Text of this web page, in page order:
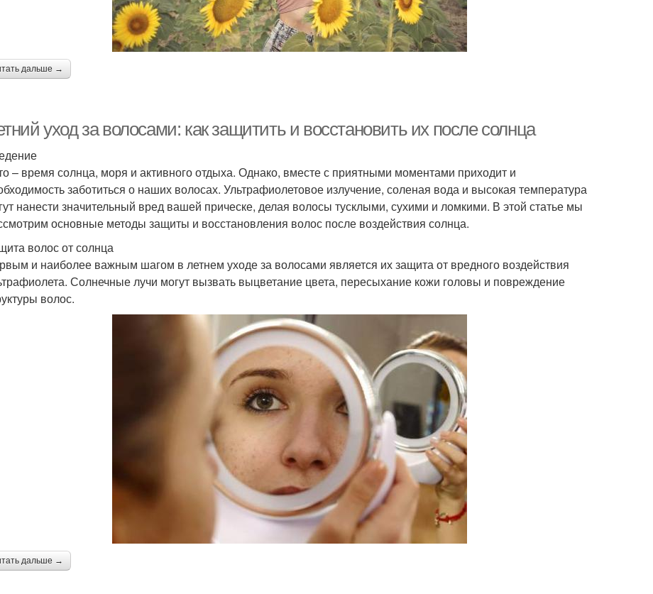
дальше →
уход за волосами: как защитить и восстановить их после солнца
– время солнца, моря и активного отдыха. Однако, вместе с приятными моментами приходит и
заботиться о наших волосах. Ультрафиолетовое излучение, соленая вода и высокая температура
нанести значительный вред вашей прическе, делая волосы тусклыми, сухими и ломкими. В этой статье мы
основные методы защиты и восстановления волос после воздействия солнца.
волос от солнца
и наиболее важным шагом в летнем уходе за волосами является их защита от вредного воздействия
Солнечные лучи могут вызвать выцветание цвета, пересыхание кожи головы и повреждение
волос.
дальше →